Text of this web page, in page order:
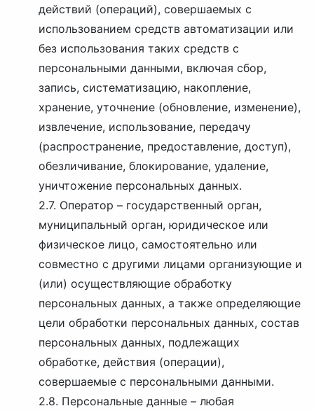
действий (операций), совершаемых с
использованием средств автоматизации или
без использования таких средств с
персональными данными, включая сбор,
запись, систематизацию, накопление,
хранение, уточнение (обновление, изменение),
извлечение, использование, передачу
(распространение, предоставление, доступ),
обезличивание, блокирование, удаление,
уничтожение персональных данных.
2.7. Оператор – государственный орган,
муниципальный орган, юридическое или
физическое лицо, самостоятельно или
совместно с другими лицами организующие и
(или) осуществляющие обработку
персональных данных, а также определяющие
цели обработки персональных данных, состав
персональных данных, подлежащих
обработке, действия (операции),
совершаемые с персональными данными.
2.8. Персональные данные – любая